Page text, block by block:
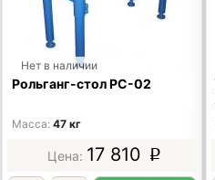
Нет в наличии
Рольганг-стол РС-02
Масса 47 кг
17 810 p